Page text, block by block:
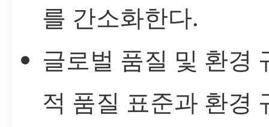
를 간소화한다.
글로벌 품질 및 환경
적 품질 표준과 환경